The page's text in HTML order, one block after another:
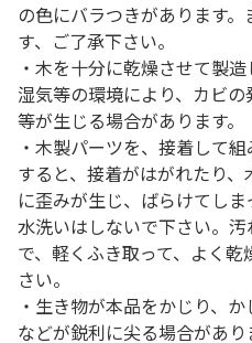
の色にバラつきがあります
す、ご了承下さい。
・木を十分に乾燥させて製
湿気等の環境により、カビ
等が生じる場合があります。
・木製パーツを、接着して
すると、接着がはがれたり
に歪みが生じ、ばらけてしま
水洗いはしないで下さい。
で、軽くふき取って、よく
さい。
・生き物が本品をかじり、
などが鋭利に尖る場合があ